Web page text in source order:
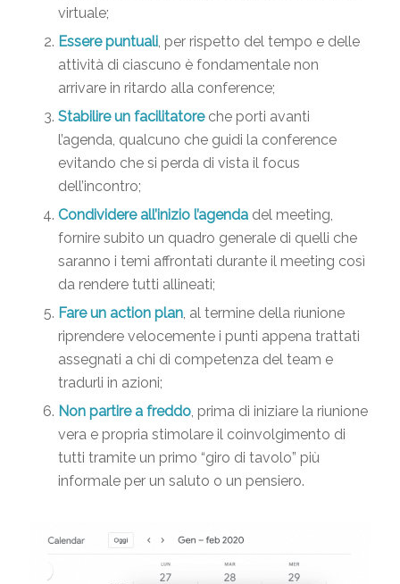
virtuale;
Essere puntuali, per rispetto del tempo e delle
attività di ciascuno è fondamentale non
arrivare in ritardo alla conference;
Stabilire un facilitatoreche porti avanti
l’agenda, qualcuno che guidi la conference
evitando che si perda di vista il focus
dell’incontro;
Condividere all’inizio l’agendadel meeting,
fornire subito un quadro generale di quelli che
saranno i temi affrontati durante il meeting così
da rendere tutti allineati;
Fare un action plan, al termine della riunione
riprendere velocemente i punti appena trattati
assegnati a chi di competenza del team e
tradurli in azioni;
Non partire a freddo, prima di iniziare la riunione
vera e propria stimolare il coinvolgimento di
tutti tramite un primo “giro di tavolo” più
informale per un saluto o un pensiero.